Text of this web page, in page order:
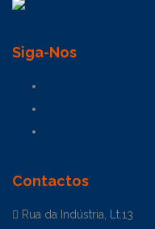
Siga-Nos
Contactos
Rua da Indústria, Lt.13